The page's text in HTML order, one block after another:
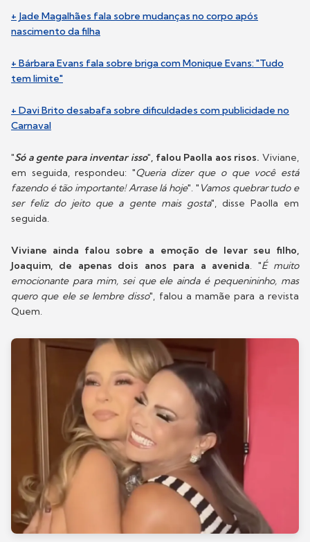
+ Jade Magalhães fala sobre mudanças no corpo após
nascimento da filha
+ Bárbara Evans fala sobre briga com Monique Evans: "Tudo
tem limite"
+ Davi Brito desabafa sobre dificuldades com publicidade no
Carnaval
"Só a gente para inventar isso", falou Paolla aos risos. Viviane,
em seguida, respondeu: "Queria dizer que o que você está
fazendo é tão importante! Arrase lá hoje". " Vamos quebrar tudo e
ser feliz do jeito que a gente mais gosta", disse Paolla em
seguida.
Viviane ainda falou sobre a emoção de levar seu filho,
Joaquim, de apenas dois anos para a avenida. "É muito
emocionante para mim, sei que ele ainda é pequenininho, mas
quero que ele se lembre disso", falou a mamãe para a revista
Quem.